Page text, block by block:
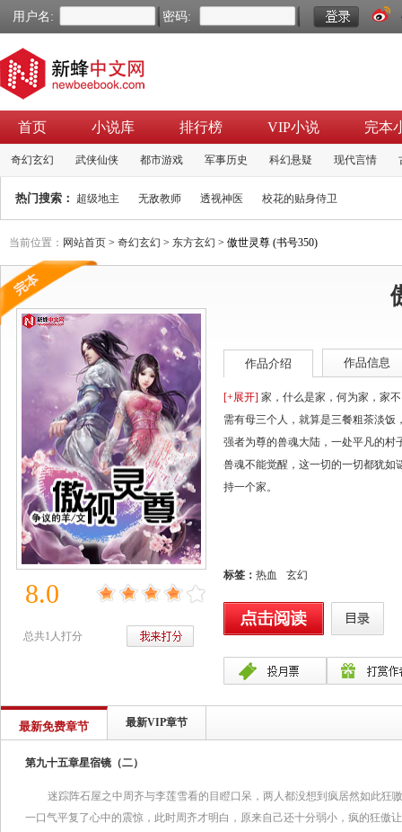
用户名: 密码:
首页 小说库 排行榜 VIP小说 完本
奇幻玄幻 武侠仙侠 都市游戏 军事历史 科幻悬疑 现代言情
热门搜索： 超级地主 无敌教师 透视神医 校花的贴身侍卫
当前位置： 网站首页 > 奇幻玄幻 > 东方玄幻 > 傲世灵尊 (书号350)
8.0
总共1人打分
作品介绍 作品信息
[+展开] 家，什么是家，何为家，家
需有母三个人，就算是三餐粗茶淡饭
强者为尊的兽魂大陆，一处平凡的村
兽魂不能觉醒，这一切的一切都犹如
持一个家。
标签： 热血 玄幻
最新免费章节 最新VIP章节
第九十五章星宿镜（二）
迷踪阵石屋之中周齐与李莲雪看的目瞪口呆，两人都没想到疯居然如此狂
一口气平复了心中的震惊，此时周齐才明白，原来自己还十分弱小，疯的狂傲